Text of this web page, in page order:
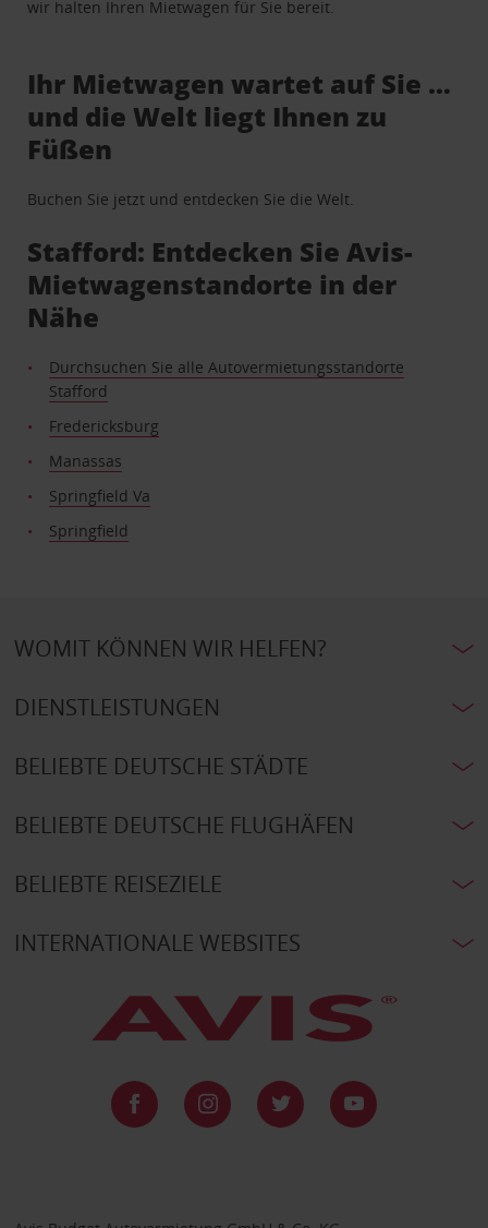
wir halten Ihren Mietwagen für Sie bereit.
Ihr Mietwagen wartet auf Sie …
und die Welt liegt Ihnen zu
Füßen
Buchen Sie jetzt und entdecken Sie die Welt.
Stafford: Entdecken Sie Avis-
Mietwagenstandorte in der
Nähe
Durchsuchen Sie alle Autovermietungsstandorte
Stafford
Fredericksburg
Manassas
Springfield Va
Springfield
WOMIT KÖNNEN WIR HELFEN?
DIENSTLEISTUNGEN
BELIEBTE DEUTSCHE STÄDTE
BELIEBTE DEUTSCHE FLUGHÄFEN
BELIEBTE REISEZIELE
INTERNATIONALE WEBSITES